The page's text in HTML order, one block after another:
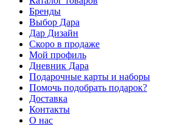
Бренды
Выбор Дара
Дар Дизайн
Скоро в продаже
Мой профиль
Дневник Дара
Подарочные карты и наборы
Помочь подобрать подарок?
Доставка
Контакты
О нас